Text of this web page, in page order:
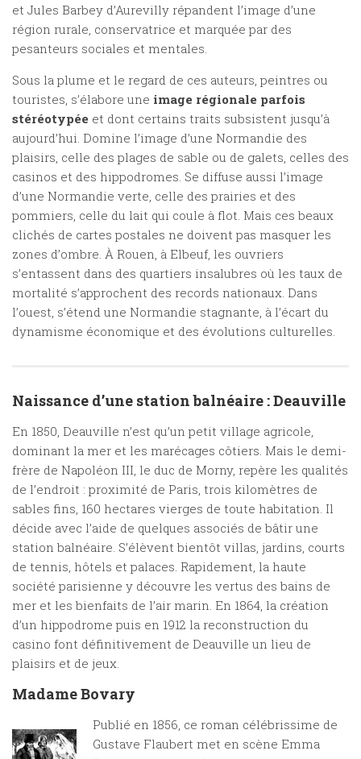
et Jules Barbey d’Aurevilly répandent l’image d’une
région rurale, conservatrice et marquée par des
pesanteurs sociales et mentales.
Sous la plume et le regard de ces auteurs, peintres ou
touristes, s’élabore une image régionale parfois
stéréotypée et dont certains traits subsistent jusqu’à
aujourd’hui. Domine l’image d’une Normandie des
plaisirs, celle des plages de sable ou de galets, celles des
casinos et des hippodromes. Se diffuse aussi l’image
d’une Normandie verte, celle des prairies et des
pommiers, celle du lait qui coule à flot. Mais ces beaux
clichés de cartes postales ne doivent pas masquer les
zones d’ombre. À Rouen, à Elbeuf, les ouvriers
s’entassent dans des quartiers insalubres où les taux de
mortalité s’approchent des records nationaux. Dans
l’ouest, s’étend une Normandie stagnante, à l’écart du
dynamisme économique et des évolutions culturelles.
Naissance d’une station balnéaire : Deauville
En 1850, Deauville n’est qu’un petit village agricole,
dominant la mer et les marécages côtiers. Mais le demi-
frère de Napoléon III, le duc de Morny, repère les qualités
de l’endroit : proximité de Paris, trois kilomètres de
sables fins, 160 hectares vierges de toute habitation. Il
décide avec l’aide de quelques associés de bâtir une
station balnéaire. S’élèvent bientôt villas, jardins, courts
de tennis, hôtels et palaces. Rapidement, la haute
société parisienne y découvre les vertus des bains de
mer et les bienfaits de l’air marin. En 1864, la création
d’un hippodrome puis en 1912 la reconstruction du
casino font définitivement de Deauville un lieu de
plaisirs et de jeux.
Madame Bovary
Publié en 1856, ce roman célébrissime de
Gustave Flaubert met en scène Emma